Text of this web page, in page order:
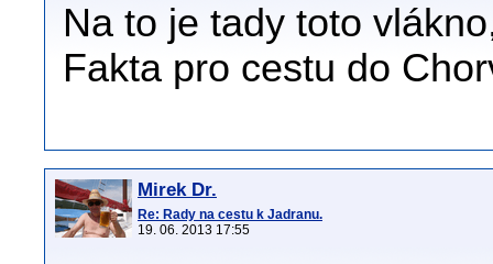
Na to je tady toto
Fakta pro cestu do
Mirek Dr.
Re: Rady na cestu k Jadranu.
19. 06. 2013 17:55